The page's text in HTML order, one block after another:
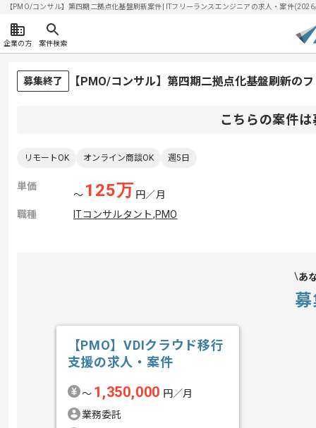
【PMO/コンサル】第四期二拠点化基盤刷新案件| ITフリーランスエンジニアの求人・案件
企業の方 案件検索
募集終了 【PMO/コンサル】第四期二拠点化基盤刷新の
こちらの案件
リモートOK オンライン商談OK 週5日
単価
〜 125万 円／月
職種
ITコンサルタント,PMO
あ
【PMO】VDIクラウド移行
支援の求人・案件
〜 1,350,000 円／月
業務委託